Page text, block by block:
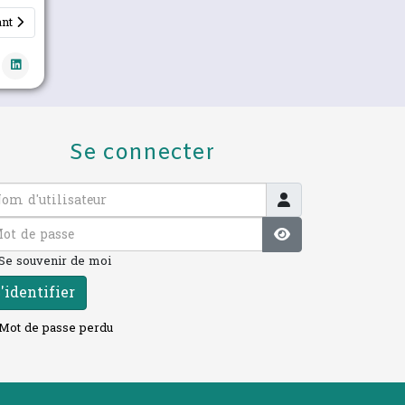
suivant : Nos objectifs et nos missions
Se connecter
d'utilisateur
de passe
Afficher le mot
souvenir de moi
de passe perdu